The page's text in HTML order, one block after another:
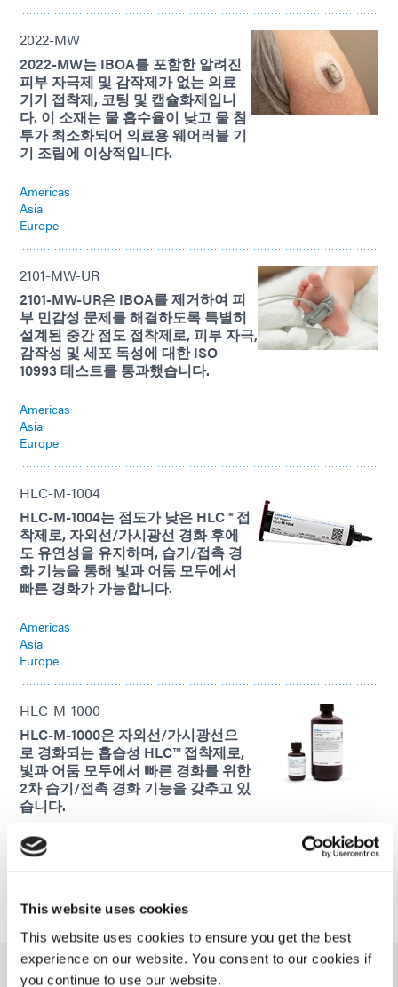
This website uses cookies
This website uses cookies to ensure you get the best
experience on our website. You consent to our cookies if
you continue to use our website.
2022-MW
2022-MW는 IBOA를 포함한 알려진
피부 자극제 및 감작제가 없는 의료
기기 접착제, 코팅 및 캡슐화제입니
다. 이 소재는 물 흡수율이 낮고 물 침
투가 최소화되어 의료용 웨어러블 기
기 조립에 이상적입니다.
Americas
Asia
Europe
2101-MW-UR
2101-MW-UR은 IBOA를 제거하여 피
부 민감성 문제를 해결하도록 특별히
설계된 중간 점도 접착제로, 피부 자극,
감작성 및 세포 독성에 대한 ISO
10993 테스트를 통과했습니다.
Americas
Asia
Europe
HLC-M-1004
HLC-M-1004는 점도가 낮은 HLC™ 접
착제로, 자외선/가시광선 경화 후에
도 유연성을 유지하며, 습기/접촉 경
화 기능을 통해 빛과 어둠 모두에서
빠른 경화가 가능합니다.
Americas
Asia
Europe
HLC-M-1000
HLC-M-1000은 자외선/가시광선으
로 경화되는 흡습성 HLC™ 접착제로,
빛과 어둠 모두에서 빠른 경화를 위한
2차 습기/접촉 경화 기능을 갖추고 있
습니다.
Americas
Asia